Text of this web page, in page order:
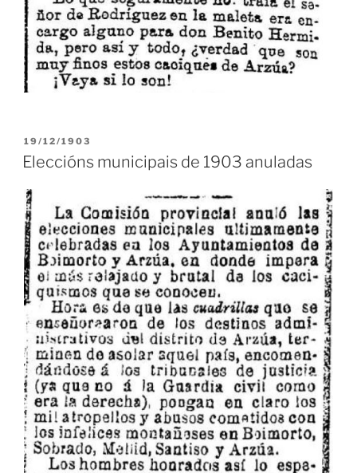
PUBLICADO
EN
19/12/1903
Eleccións municipais de 1903 anuladas